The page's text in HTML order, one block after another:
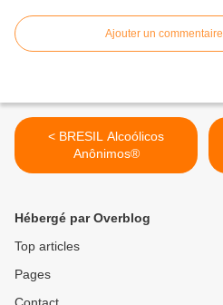
Ajouter un commentaire
< BRESIL Alcoólicos
Anônimos®
Hébergé par Overblog
Top articles
Pages